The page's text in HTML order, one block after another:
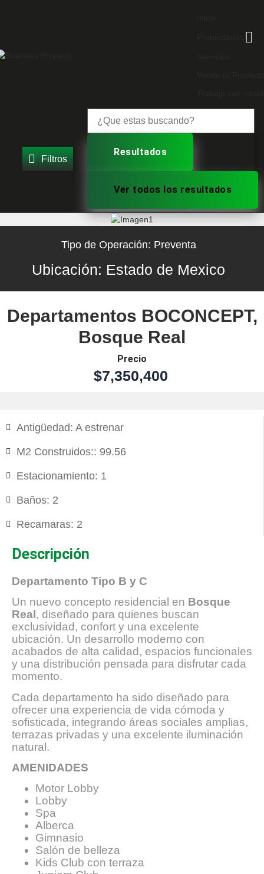
Resultados
Ver todos los resultados
Filtros
Tipo de Operación: Preventa
Ubicación: Estado de Mexico
Departamentos BOCONCEPT,
Bosque Real
Precio
$7,350,400
Antigüedad: A estrenar
M2 Construidos:: 99.56
Estacionamiento: 1
Baños: 2
Recamaras: 2
Descripción
Departamento Tipo B y C
Un nuevo concepto residencial en Bosque
Real , diseñado para quienes buscan
exclusividad, confort y una excelente
ubicación. Un desarrollo moderno con
acabados de alta calidad, espacios funcionales
y una distribución pensada para disfrutar cada
momento.
Cada departamento ha sido diseñado para
ofrecer una experiencia de vida cómoda y
sofisticada, integrando áreas sociales amplias,
terrazas privadas y una excelente iluminación
natural.
AMENIDADES
Motor Lobby
Lobby
Spa
Alberca
Gimnasio
Salón de belleza
Kids Club con terraza